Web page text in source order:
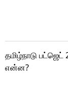
தமிழ்நாடு
என்ன?